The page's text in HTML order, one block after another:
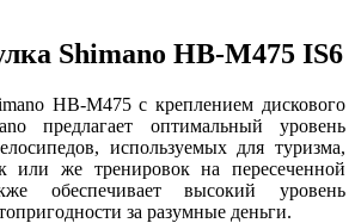
Shimano HB-M475 IS6
HB-M475 с креплением дискового
предлагает оптимальный уровень
используемых для туризма,
или же тренировок на пересеченной
обеспечивает высокий уровень
за разумные деньги.